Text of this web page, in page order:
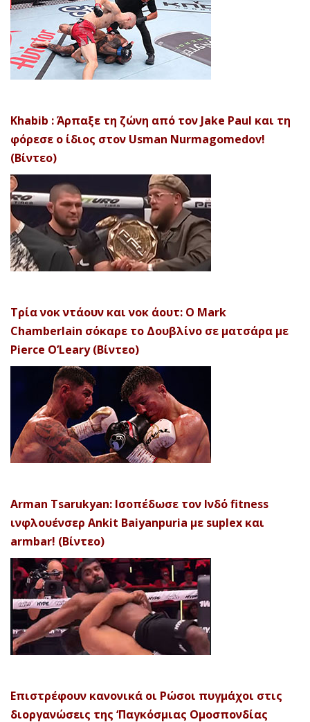
Khabib : Άρπαξε τη ζώνη από τον Jake Paul και τη
φόρεσε ο ίδιος στον Usman Nurmagomedov!
(Βίντεο)
Τρία νοκ ντάουν και νοκ άουτ: Ο Mark
Chamberlain σόκαρε το Δουβλίνο σε ματσάρα με
Pierce O’Leary (Βίντεο)
Arman Tsarukyan: Ισοπέδωσε τον Ινδό fitness
ινφλουένσερ Ankit Baiyanpuria με suplex και
armbar! (Βίντεο)
Επιστρέφουν κανονικά οι Ρώσοι πυγμάχοι στις
διοργανώσεις της ‘Παγκόσμιας Ομοσπονδίας